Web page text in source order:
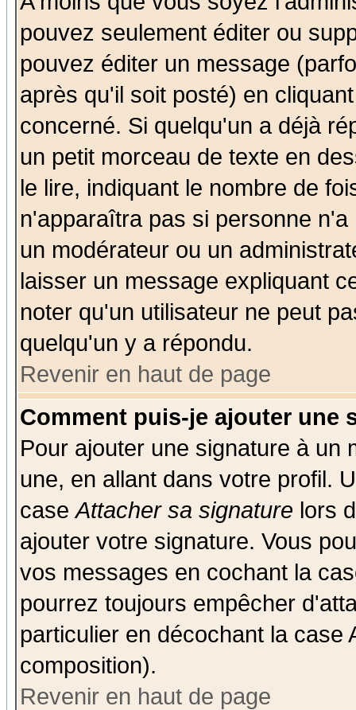
pouvez seulement éditer ou
pouvez éditer un message
après qu'il soit posté) en
concerné. Si quelqu'un a déjà
un petit morceau de texte en
le lire, indiquant le nombre de
n'apparaîtra pas si personne
un modérateur ou un
laisser un message expliquant
noter qu'un utilisateur ne peut
quelqu'un y a répondu.
Revenir en haut de page
Comment puis-je ajouter une
Pour ajouter une signature à un
une, en allant dans votre profil.
caseAttacher sa signature lors
ajouter votre signature. Vous
vos messages en cochant la
pourrez toujours empêcher
particulier en décochant la case
composition).
Revenir en haut de page